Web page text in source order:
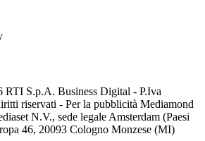
RTI S.p.A. Business Digital - P.Iva
riservati - Per la pubblicità Mediamond
N.V., sede legale Amsterdam (Paesi
46, 20093 Cologno Monzese (MI)